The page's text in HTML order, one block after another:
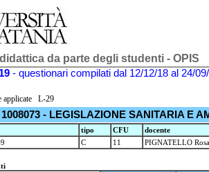
da parte degli studenti - OPIS
- questionari compilati dal 12/12/18 al 24/
applicate L-29
1008073 - LEGISLAZIONE SANITARIA E
tipo CFU
docente
C 11 PIGNATELLO